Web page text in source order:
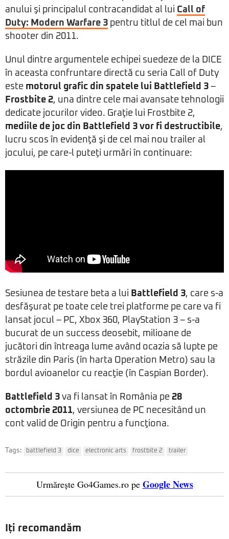
anului şi principalul contracandidat al lui Call of
Duty: Modern Warfare 3 pentru titlul de cel mai bun
shooter din 2011.
Unul dintre argumentele echipei suedeze de la DICE
în aceasta confruntare directă cu seria Call of Duty
este motorul grafic din spatele lui Battlefield 3 –
Frostbite 2, una dintre cele mai avansate tehnologii
dedicate jocurilor video. Graţie lui Frostbite 2,
mediile de joc din Battlefield 3 vor fi destructibile,
lucru scos în evidenţă şi de cel mai nou trailer al
jocului, pe care-l puteţi urmări în continuare:
Sesiunea de testare beta a lui Battlefield 3, care s-a
desfăşurat pe toate cele trei platforme pe care va fi
lansat jocul – PC, Xbox 360, PlayStation 3 – s-a
bucurat de un success deosebit, milioane de
jucători din întreaga lume având ocazia să lupte pe
străzile din Paris (în harta Operation Metro) sau la
bordul avioanelor cu reacţie (în Caspian Border).
Battlefield 3 va fi lansat în România pe 28
octombrie 2011, versiunea de PC necesitând un
cont valid de Origin pentru a funcţiona.
Tags: battlefield 3 dice electronic arts frostbite 2 trailer
Urmărește Go4Games.ro pe Google News
Iți recomandăm